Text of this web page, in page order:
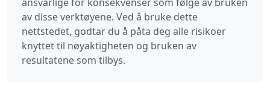
ansvarlige for konsekvenser som følge av bruken
av disse verktøyene. Ved å bruke dette
nettstedet, godtar du å påta deg alle risikoer
knyttet til nøyaktigheten og bruken av
resultatene som tilbys.